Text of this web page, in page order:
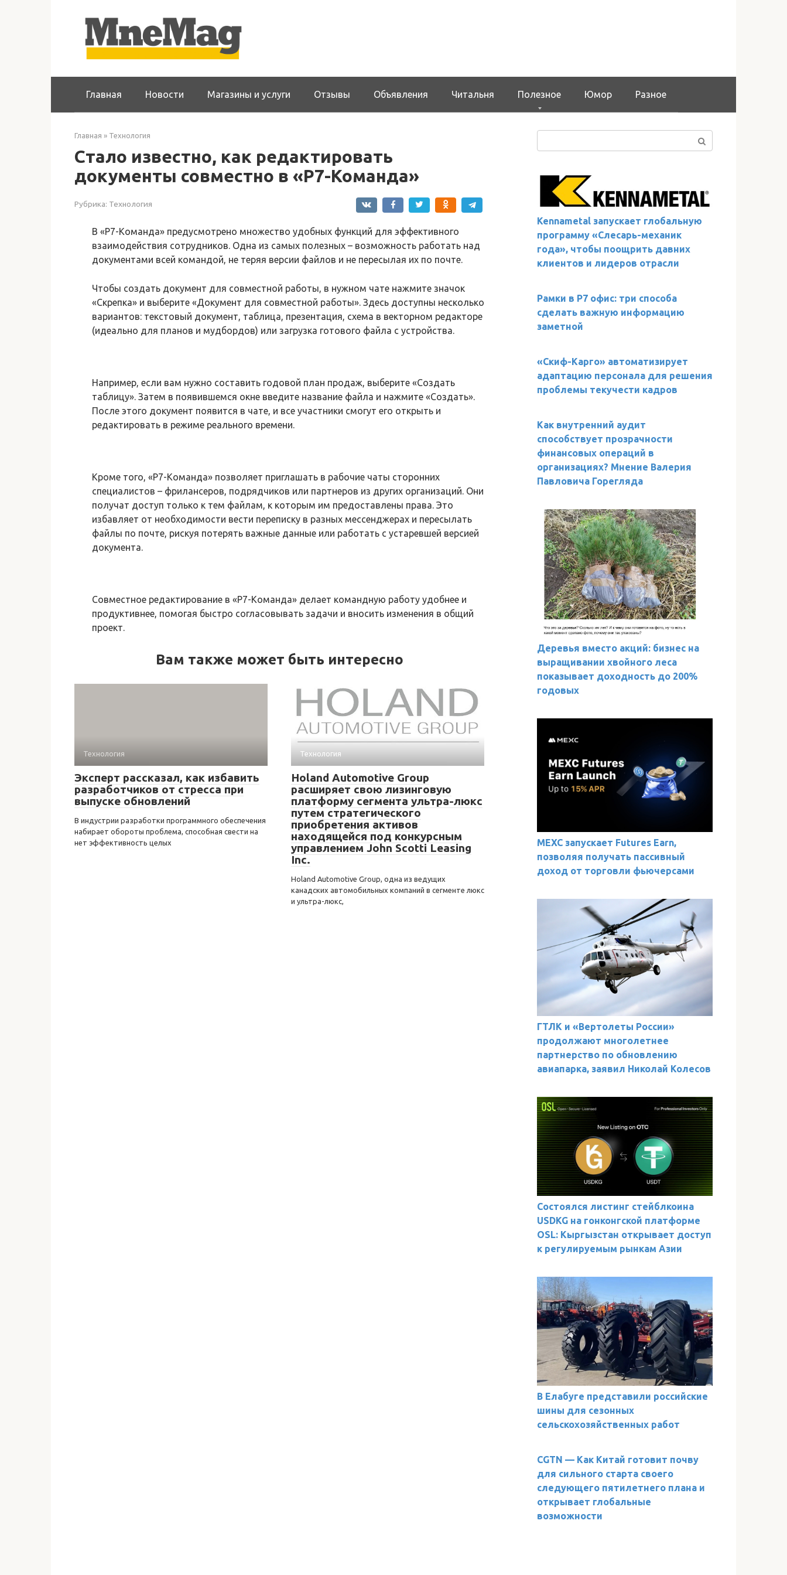
Главная Новости Магазины и услуги Отзывы Объявления Читальня Полезное Юмор Разное
Главная » Технология
Стало известно, как редактировать
документы совместно в «Р7-Команда»
Рубрика: Технология
В «Р7-Команда» предусмотрено множество удобных функций для эффективного
взаимодействия сотрудников. Одна из самых полезных – возможность работать над
документами всей командой, не теряя версии файлов и не пересылая их по почте.
Чтобы создать документ для совместной работы, в нужном чате нажмите значок
«Скрепка» и выберите «Документ для совместной работы». Здесь доступны несколько
вариантов: текстовый документ, таблица, презентация, схема в векторном редакторе
(идеально для планов и мудбордов) или загрузка готового файла с устройства.
Например, если вам нужно составить годовой план продаж, выберите «Создать
таблицу». Затем в появившемся окне введите название файла и нажмите «Создать».
После этого документ появится в чате, и все участники смогут его открыть и
редактировать в режиме реального времени.
Кроме того, «Р7-Команда» позволяет приглашать в рабочие чаты сторонних
специалистов – фрилансеров, подрядчиков или партнеров из других организаций. Они
получат доступ только к тем файлам, к которым им предоставлены права. Это
избавляет от необходимости вести переписку в разных мессенджерах и пересылать
файлы по почте, рискуя потерять важные данные или работать с устаревшей версией
документа.
Совместное редактирование в «Р7-Команда» делает командную работу удобнее и
продуктивнее, помогая быстро согласовывать задачи и вносить изменения в общий
проект.
Вам также может быть интересно
Технология
Эксперт рассказал, как избавить
разработчиков от стресса при
выпуске обновлений
В индустрии разработки программного обеспечения
набирает обороты проблема, способная свести на
нет эффективность целых
Технология
Holand Automotive Group
расширяет свою лизинговую
платформу сегмента ультра-люкс
путем стратегического
приобретения активов
находящейся под конкурсным
управлением John Scotti Leasing
Inc.
Holand Automotive Group, одна из ведущих
канадских автомобильных компаний в сегменте люкс
и ультра-люкс,
Kennametal запускает глобальную
программу «Слесарь-механик
года», чтобы поощрить давних
клиентов и лидеров отрасли
Рамки в Р7 офис: три способа
сделать важную информацию
заметной
«Скиф-Карго» автоматизирует
адаптацию персонала для решения
проблемы текучести кадров
Как внутренний аудит
способствует прозрачности
финансовых операций в
организациях? Мнение Валерия
Павловича Горегляда
Деревья вместо акций: бизнес на
выращивании хвойного леса
показывает доходность до 200%
годовых
MEXC запускает Futures Earn,
позволяя получать пассивный
доход от торговли фьючерсами
ГТЛК и «Вертолеты России»
продолжают многолетнее
партнерство по обновлению
авиапарка, заявил Николай Колесов
Состоялся листинг стейблкоина
USDKG на гонконгской платформе
OSL: Кыргызстан открывает доступ
к регулируемым рынкам Азии
В Елабуге представили российские
шины для сезонных
сельскохозяйственных работ
CGTN — Как Китай готовит почву
для сильного старта своего
следующего пятилетнего плана и
открывает глобальные
возможности